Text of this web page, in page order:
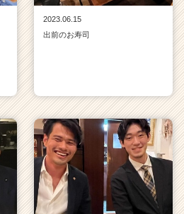
2023.06.15
出前のお寿司